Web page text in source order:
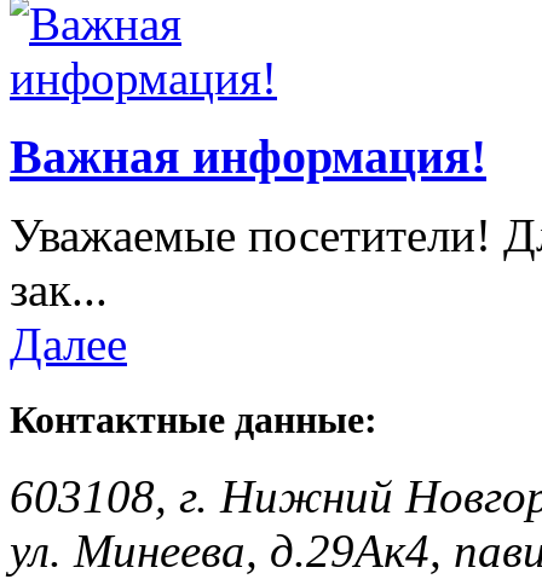
Важная информация!
Уважаемые посетители!
зак...
Далее
Контактные данные:
603108, г. Нижний
ул. Минеева, д.29Ак4,